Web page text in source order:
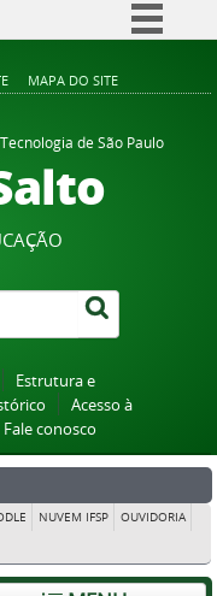
Comunica BR
Participe
à informação
Canais
MAPA DO SITE
de São Paulo
Estrutura e
Acesso à
Fale conosco
NUVEM IFSP
OUVIDORIA